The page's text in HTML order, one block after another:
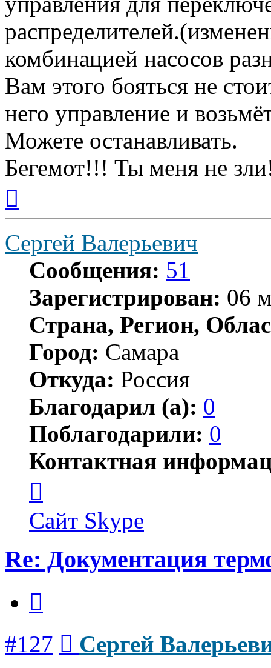
комбинацией насосов
Вам этого бояться не
него управление и
Можете останавливать.
Бегемот!!! Ты меня не
началу
Сергей Валерьевич
Сообщения: 51
Зарегистрирован: 06
Страна, Регион,
Город: Самара
Откуда: Россия
Благодарил (а): 0
Поблагодарили: 0
Контактная
пользователя
Сергей
Валерьевич
Сайт Skype
Re: Документация
#127
Сергей